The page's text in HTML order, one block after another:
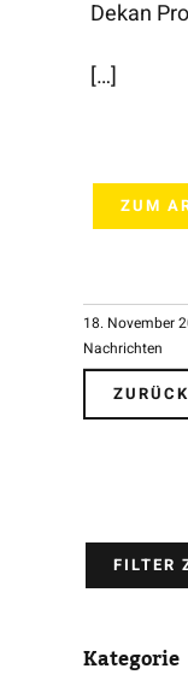
Dekan
[…]
ZUM
18. November
Nachrichten
ZURÜCK
FILTER
Kategorie